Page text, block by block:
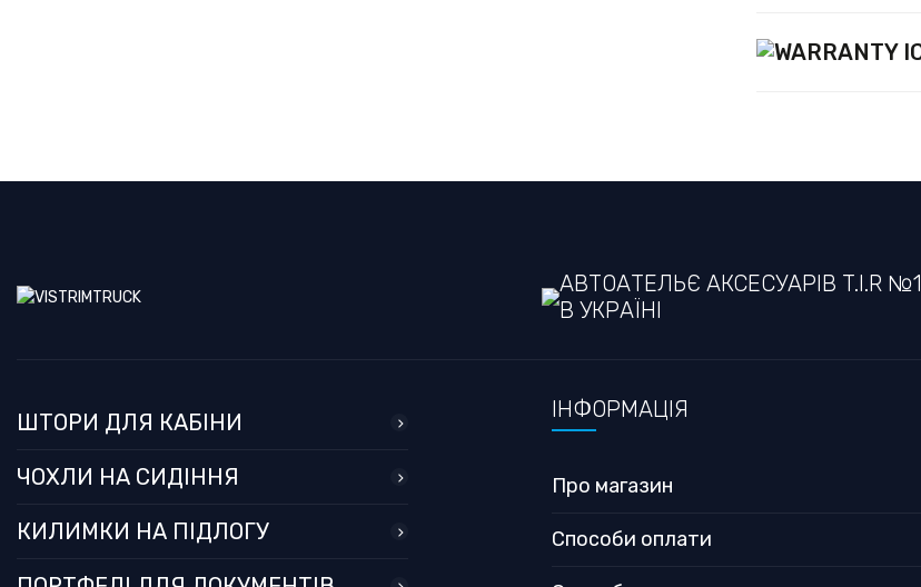
АВТОАТЕЛЬЄ АКСЕСУАРІВ T.I.R №1
В УКРАЇНІ
ШТОРИ ДЛЯ КАБІНИ
ЧОХЛИ НА СИДІННЯ
КИЛИМКИ НА ПІДЛОГУ
ІНФОРМАЦІЯ
Про магазин
Способи оплати